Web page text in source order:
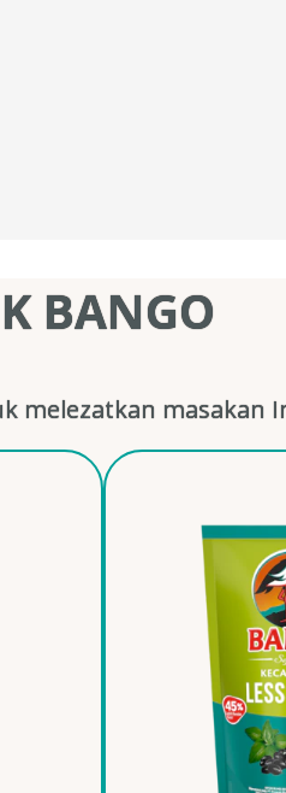
BANGO
melezatkan masakan